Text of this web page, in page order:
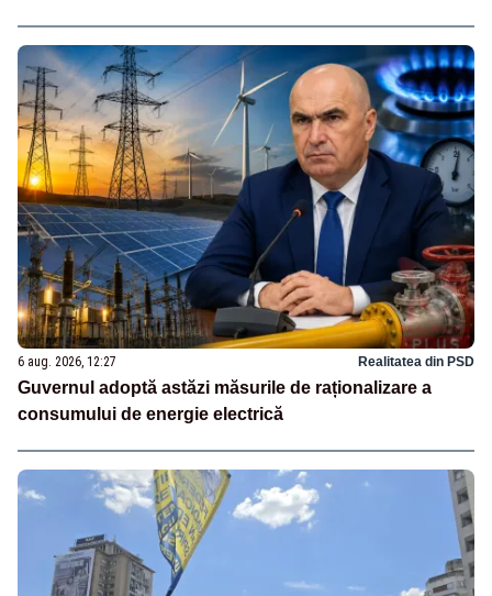
6 aug. 2026, 12:27 Realitatea din PSD
Guvernul adoptă astăzi măsurile de raționalizare a
consumului de energie electrică